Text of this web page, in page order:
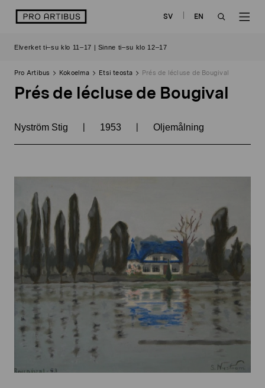
sisältöön
logo SV
EN
Elverket ti–su klo 11–17 | Sinne ti–su klo 12–17
Pro Artibus Kokoelma Etsi teosta Prés de lécluse de Bougival
Prés de lécluse de Bougival
Nyström Stig | 1953 | Oljemålning